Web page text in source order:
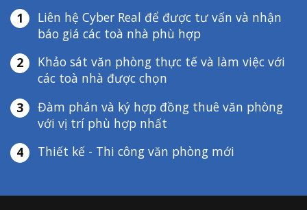
1
Liên hệ Cyber Real để được tư vấn và nhận
báo giá các toà nhà phù hợp
2
Khảo sát văn phòng thực tế và làm việc với
các toà nhà được chọn
3
Đàm phán và ký hợp đồng thuê văn phòng
với vị trí phù hợp nhất
4
Thiết kế - Thi công văn phòng mới